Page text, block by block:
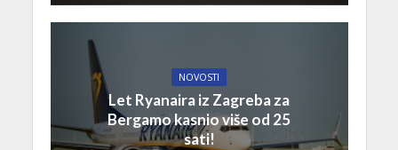
NOVOSTI
Let Ryanaira iz Zagreba za
Bergamo kasnio više od 25
sati!